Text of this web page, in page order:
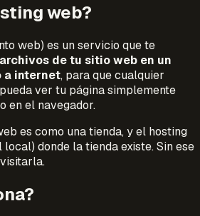
web?
web) es un servicio que te
de tu sitio web en un
a internet, para que cualquier
ver tu página simplemente
en el navegador.
es como una tienda, y el hosting
donde la tienda existe. Sin ese